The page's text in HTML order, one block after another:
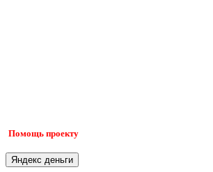
Помощь проекту